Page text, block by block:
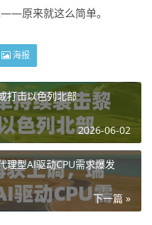
原来就这么简单。
海报
打击以色列北部
2026-06-02
理型AI驱动CPU需求爆发
下一篇 »